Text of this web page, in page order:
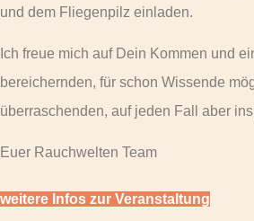
und dem Fliegenpilz einladen.
Ich freue mich auf Dein Kommen und
bereichernden, für schon Wissende
überraschenden, auf jeden Fall aber
Euer Rauchwelten Team
weitere Infos zur Veranstaltung